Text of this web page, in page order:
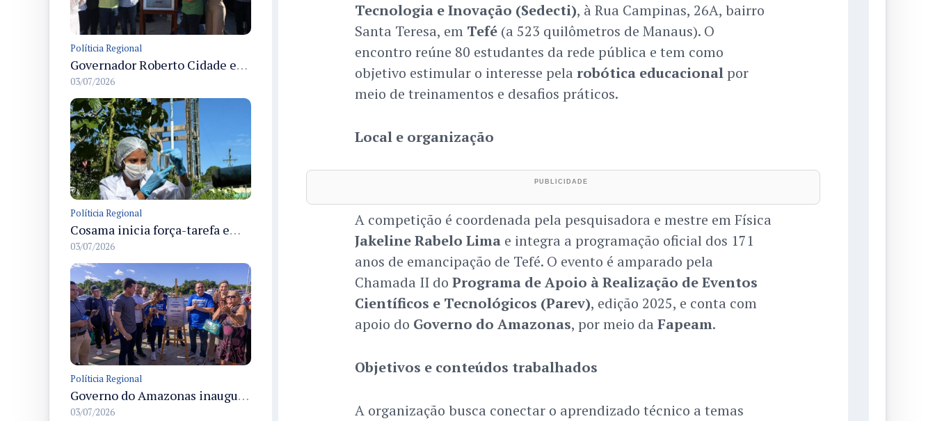
Políticia Regional
Governador Roberto Cidade entrega readequação do ambulatório da FCecon e amplia capacidade de atendimento oncológico em Manaus
03/07/2026
Políticia Regional
Cosama inicia força-tarefa em Anamã para fortalecer abastecimento de água e segurança hídrica da população
03/07/2026
Políticia Regional
Governo do Amazonas inaugura primeiro Castramóvel Fluvial para atendimento veterinário às comunidades ribeirinhas e castração gratuita
03/07/2026
Tecnologia e Inovação (Sedecti), à Rua Campinas, 26A, bairro
Santa Teresa, em Tefé(a 523 quilômetros de Manaus). O
encontro reúne 80 estudantes da rede pública e tem como
objetivo estimular o interesse pela robótica educacionalpor
meio de treinamentos e desafios práticos.
Local e organização
A competição é coordenada pela pesquisadora e mestre em Física
Jakeline Rabelo Limae integra a programação oficial dos 171
anos de emancipação de Tefé. O evento é amparado pela
Chamada II do Programa de Apoio à Realização de Eventos
Científicos e Tecnológicos (Parev), edição 2025, e conta com
apoio do Governo do Amazonas, por meio da Fapeam.
Objetivos e conteúdos trabalhados
A organização busca conectar o aprendizado técnico a temas